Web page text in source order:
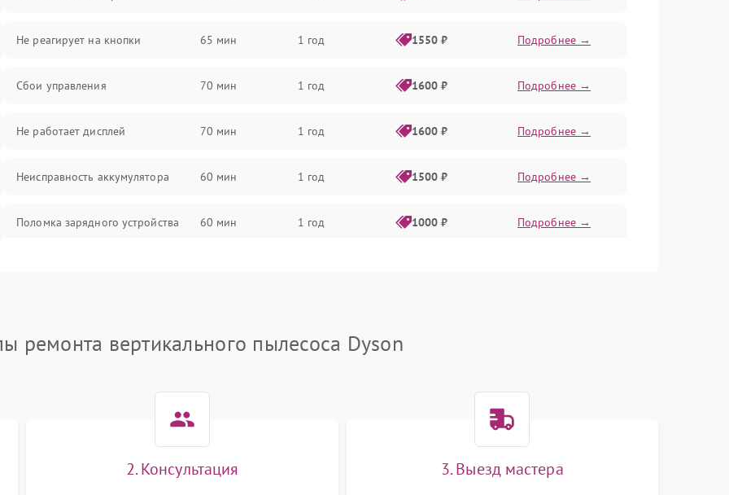
Не реагирует на кнопки 65 мин 1 год 1550 ₽ Подробнее →
Сбои управления 70 мин 1 год 1600 ₽ Подробнее →
Не работает дисплей 70 мин 1 год 1600 ₽ Подробнее →
Неисправность аккумулятора 60 мин 1 год 1500 ₽ Подробнее →
Поломка зарядного устройства 60 мин 1 год 1000 ₽ Подробнее →
Неисправность системы защиты от
ремонта вертикального пылесоса Dyson
2. Консультация 3. Выезд мастера